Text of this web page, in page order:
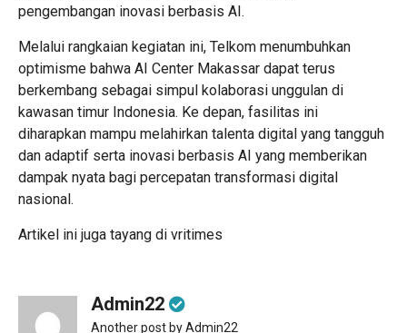
pengembangan inovasi berbasis AI.
Melalui rangkaian kegiatan ini, Telkom menumbuhkan
optimisme bahwa AI Center Makassar dapat terus
berkembang sebagai simpul kolaborasi unggulan di
kawasan timur Indonesia. Ke depan, fasilitas ini
diharapkan mampu melahirkan talenta digital yang tangguh
dan adaptif serta inovasi berbasis AI yang memberikan
dampak nyata bagi percepatan transformasi digital
nasional.
Artikel ini juga tayang di vritimes
Admin22
Another post by Admin22